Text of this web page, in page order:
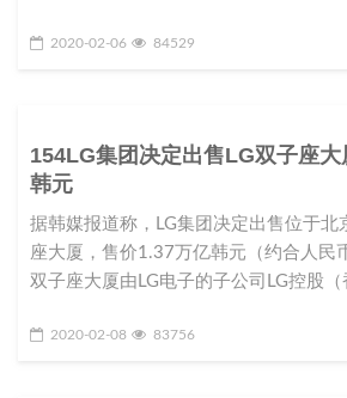
2020-02-06 84529
154LG集团决定出售LG双子座
韩元
据韩媒报道称，LG集团决定出售位于北
座大厦，售价1.37万亿韩元（约合人民
双子座大厦由LG电子的子公司LG控股
2020-02-08 83756